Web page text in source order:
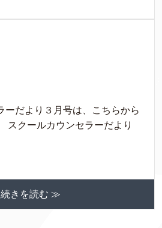
ーだより３月号は、こちらから
スクールカウンセラーだより
続きを読む ≫